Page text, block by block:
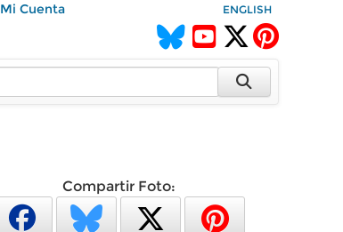
Mi Cuenta ENGLISH
Compartir Foto: